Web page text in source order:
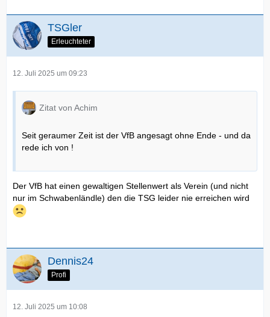
TSGler
Erleuchteter
12. Juli 2025 um 09:23
Zitat von Achim
Seit geraumer Zeit ist der VfB angesagt ohne Ende - und da
rede ich von !
Der VfB hat einen gewaltigen Stellenwert als Verein (und nicht
nur im Schwabenländle) den die TSG leider nie erreichen wird
Dennis24
Profi
12. Juli 2025 um 10:08